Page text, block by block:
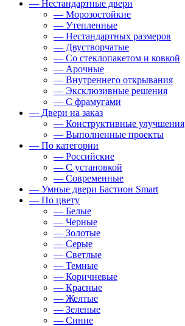
— Нестандартные двери
— Морозостойкие
— Утепленные
— Нестандартных размеров
— Двустворчатые
— Со стеклопакетом и ковкой
— Арочные
— Внутреннего открывания
— Эксклюзивные решения
— С фрамугами
— Двери на заказ
— Конструктивные улучшения
— Выполненные проекты
— По категории
— Российские
— С установкой
— Современные
— Умные двери Бастион Smart
— По цвету
— Белые
— Черные
— Золотые
— Серые
— Светлые
— Темные
— Коричневые
— Красные
— Желтые
— Зеленые
— Синие